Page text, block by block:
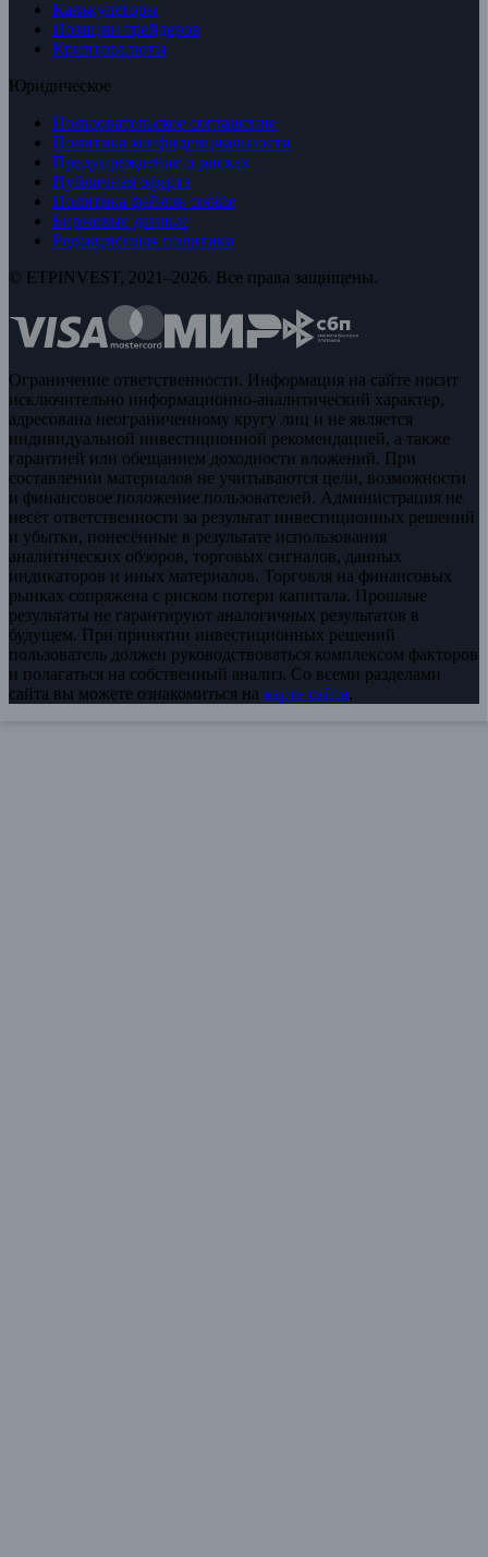
Калькуляторы
Позиции трейдеров
Криптовалюты
Юридическое
Пользовательское соглашение
Политика конфиденциальности
Предупреждение о рисках
Публичная оферта
Политика файлов cookie
Биржевые данные
Редакционная политика
© ETPINVEST, 2021–2026. Все права защищены.
Ограничение ответственности. Информация на сайте носит
исключительно информационно-аналитический характер,
адресована неограниченному кругу лиц и не является
индивидуальной инвестиционной рекомендацией, а также
гарантией или обещанием доходности вложений. При
составлении материалов не учитываются цели, возможности
и финансовое положение пользователей. Администрация не
несёт ответственности за результат инвестиционных решений
и убытки, понесённые в результате использования
аналитических обзоров, торговых сигналов, данных
индикаторов и иных материалов. Торговля на финансовых
рынках сопряжена с риском потери капитала. Прошлые
результаты не гарантируют аналогичных результатов в
будущем. При принятии инвестиционных решений
пользователь должен руководствоваться комплексом факторов
и полагаться на собственный анализ. Со всеми разделами
сайта вы можете ознакомиться на карте сайта.